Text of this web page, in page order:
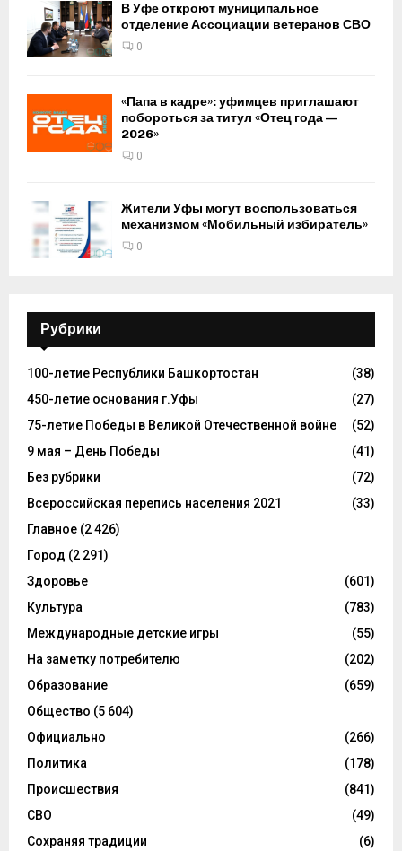
В Уфе откроют муниципальное
отделение Ассоциации ветеранов СВО
0
«Папа в кадре»: уфимцев приглашают
побороться за титул «Отец года —
2026»
0
Жители Уфы могут воспользоваться
механизмом «Мобильный избиратель»
0
Рубрики
100-летие Республики Башкортостан
(38)
450-летие основания г.Уфы
(27)
75-летие Победы в Великой Отечественной войне
(52)
9 мая – День Победы
(41)
Без рубрики
(72)
Всероссийская перепись населения 2021
(33)
Главное (2 426)
Город (2 291)
Здоровье
(601)
Культура
(783)
Международные детские игры
(55)
На заметку потребителю
(202)
Образование
(659)
Общество (5 604)
Официально
(266)
Политика
(178)
Происшествия
(841)
СВО
(49)
Сохраняя традиции
(6)